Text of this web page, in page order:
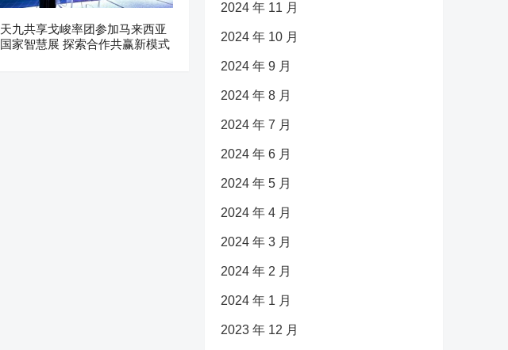
天九共享戈峻率团参加马来西亚
国家智慧展 探索合作共赢新模式
2024 年 11 月
2024 年 10 月
2024 年 9 月
2024 年 8 月
2024 年 7 月
2024 年 6 月
2024 年 5 月
2024 年 4 月
2024 年 3 月
2024 年 2 月
2024 年 1 月
2023 年 12 月